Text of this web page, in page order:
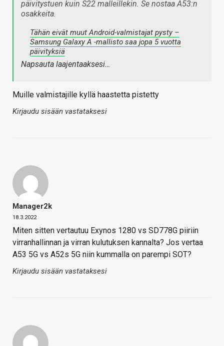
päivitystuen kuin S22 malleillekin. Se nostaa A53:n
osakkeita.
Tähän eivät muut Android-valmistajat pysty –
Samsung Galaxy A -mallisto saa jopa 5 vuotta
päivityksiä
Napsauta laajentaaksesi…
Muille valmistajille kyllä haastetta pistetty
Kirjaudu sisään vastataksesi
Manager2k
18.3.2022
Miten sitten vertautuu Exynos 1280 vs SD778G piiriin
virranhallinnan ja virran kulutuksen kannalta? Jos vertaa
A53 5G vs A52s 5G niin kummalla on parempi SOT?
Kirjaudu sisään vastataksesi